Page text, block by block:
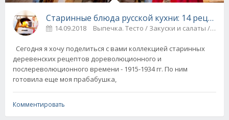
Старинные блюда русской кухни: 14
14.09.2018 Выпечка. Тесто / Закуски и салаты /
Сегодня я хочу поделиться с вами коллекцией старинных
деревенских рецептов дореволюционного и
послереволюционного времени - 1915-1934 гг. По ним
готовила еще моя прабабушка,
Комментировать